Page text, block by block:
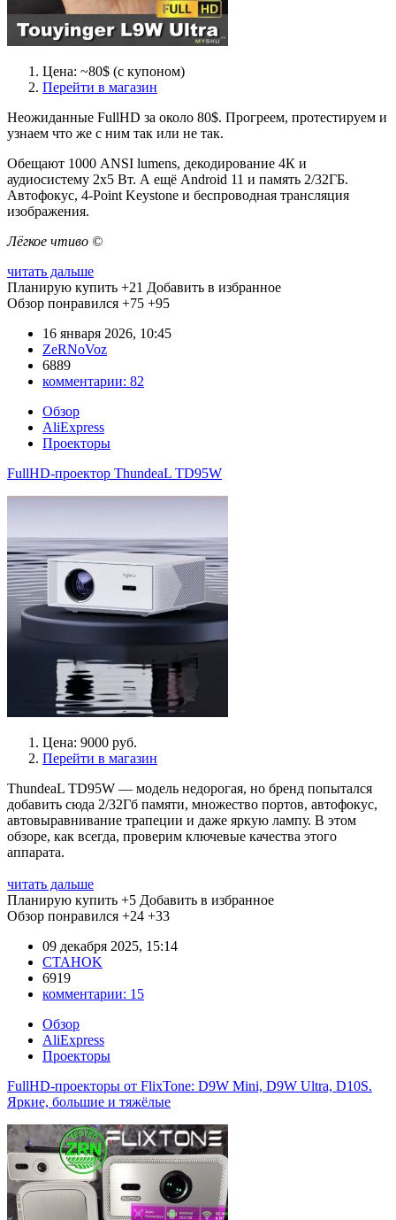
Цена: ~80$ (с купоном)
Перейти в магазин
Неожиданные FullHD за около 80$. Прогреем, протестируем и
узнаем что же с ним так или не так.
Обещают 1000 ANSI lumens, декодирование 4К и
аудиосистему 2х5 Вт. А ещё Android 11 и память 2/32ГБ.
Автофокус, 4-Point Keystone и беспроводная трансляция
изображения.
Лёгкое чтиво ©
читать дальше
Планирую купить +21 Добавить в избранное
Обзор понравился +75 +95
16 января 2026, 10:45
ZeRNoVoz
6889
комментарии: 82
Обзор
AliExpress
Проекторы
FullHD-проектор ThundeaL TD95W
Цена: 9000 руб.
Перейти в магазин
ThundeaL TD95W — модель недорогая, но бренд попытался
добавить сюда 2/32Гб памяти, множество портов, автофокус,
автовыравнивание трапеции и даже яркую лампу. В этом
обзоре, как всегда, проверим ключевые качества этого
аппарата.
читать дальше
Планирую купить +5 Добавить в избранное
Обзор понравился +24 +33
09 декабря 2025, 15:14
CTAHOK
6919
комментарии: 15
Обзор
AliExpress
Проекторы
FullHD-проекторы от FlixTone: D9W Mini, D9W Ultra, D10S.
Яркие, большие и тяжёлые